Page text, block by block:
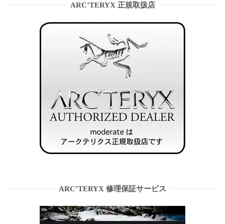
ARC’TERYX 正規取扱店
ARC’TERYX 修理保証サービス